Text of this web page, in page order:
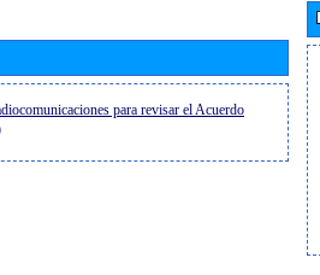
para revisar el Acuerdo